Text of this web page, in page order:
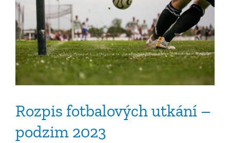
Rozpis fotbalových utkání –
podzim 2023